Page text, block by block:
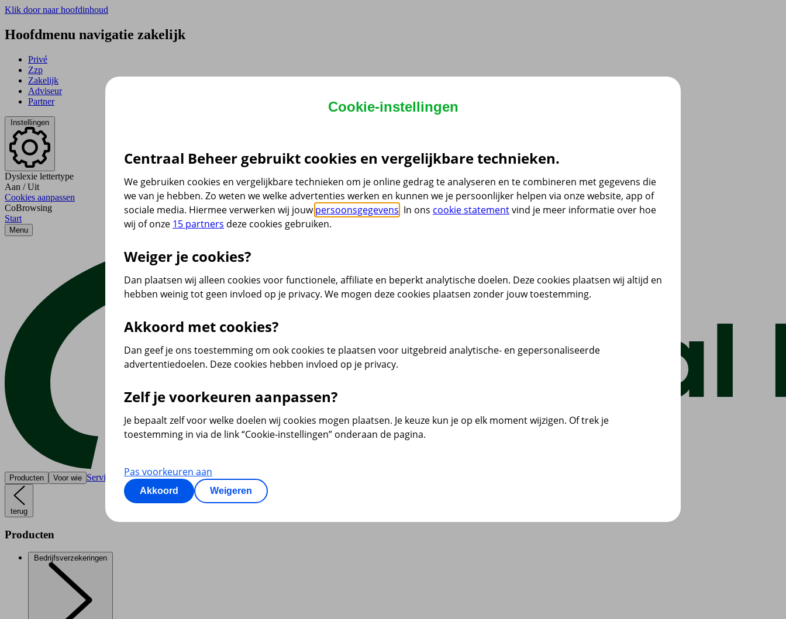
Klik door naar hoofdinhoud
Hoofdmenu navigatie zakelijk
Privé
Zzp
Zakelijk
Adviseur
Partner
Instellingen
Dyslexie lettertype
Aan / Uit
Cookies aanpassen
CoBrowsing
Start
Menu
Producten Voor wie Service & contact
terug
Producten
Bedrijfsverzekeringen
Cookie-instellingen
Centraal Beheer gebruikt cookies en vergelijkbare technieken.
We gebruiken cookies en vergelijkbare technieken om je online gedrag te analyseren en te combineren met gegevens die
we van je hebben. Zo weten we welke advertenties werken en kunnen we je persoonlijker helpen via onze website, app of
sociale media. Hiermee verwerken wij jouwpersoonsgegevens . In ons cookie statementvind je meer informatie over hoe
wij of onze 15 partners deze cookies gebruiken.
Weiger je cookies?
Dan plaatsen wij alleen cookies voor functionele, affiliate en beperkt analytische doelen. Deze cookies plaatsen wij altijd en
hebben weinig tot geen invloed op je privacy. We mogen deze cookies plaatsen zonder jouw toestemming.
Akkoord met cookies?
Dan geef je ons toestemming om ook cookies te plaatsen voor uitgebreid analytische- en gepersonaliseerde
advertentiedoelen. Deze cookies hebben invloed op je privacy.
Zelf je voorkeuren aanpassen?
Je bepaalt zelf voor welke doelen wij cookies mogen plaatsen. Je keuze kun je op elk moment wijzigen. Of trek je
toestemming in via de link “Cookie-instellingen” onderaan de pagina.
Pas voorkeuren aan
Akkoord Weigeren